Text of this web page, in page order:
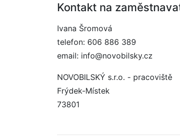
Kontakt na
Ivana Šromová
telefon: 606 886 389
email: info@novobilsky.cz
NOVOBILSKÝ s.r.o. - pracoviště
Frýdek-Místek
73801